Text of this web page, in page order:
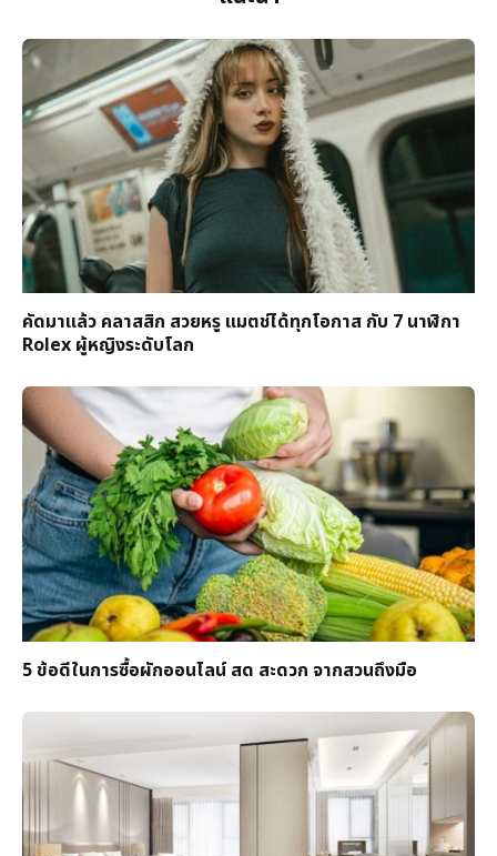
คัดมาแล้ว คลาสสิก สวยหรู แมตช์ได้ทุกโอกาส กับ 7 นาฬิกา
Rolex ผู้หญิงระดับโลก
5 ข้อดีในการซื้อผักออนไลน์ สด สะดวก จากสวนถึงมือ